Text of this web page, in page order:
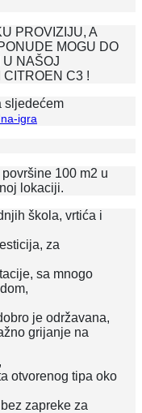
PROVIZIJU, A
MOGU DO
U NAŠOJ
CITROEN C3 !
sljedećem
igra
100 m2 u
lokaciji.
škola, vrtića i
za
sa mnogo
je održavana,
grijanje na
otvorenog tipa oko
zapreke za